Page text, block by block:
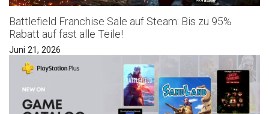
Battlefield Franchise Sale auf Steam: Bis zu 95%
Rabatt auf fast alle Teile!
Juni 21, 2026